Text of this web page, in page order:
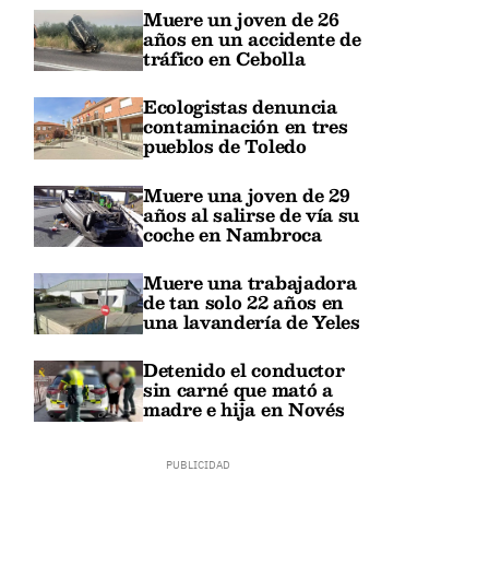
Muere un joven de 26
años en un accidente de
tráfico en Cebolla
Ecologistas denuncia
contaminación en tres
pueblos de Toledo
Muere una joven de 29
años al salirse de vía su
coche en Nambroca
Muere una trabajadora
de tan solo 22 años en
una lavandería de Yeles
Detenido el conductor
sin carné que mató a
madre e hija en Novés